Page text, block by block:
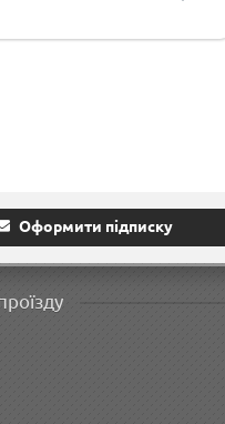
Оформити підписку